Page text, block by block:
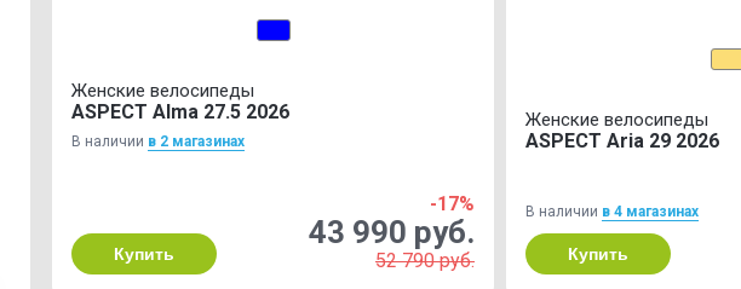
Женские велосипеды
ASPECT Alma 27.5 2026
В наличии в 2 магазинах
Купить
-17%
43 990 руб.
52 790 руб.
Женские велосипеды
ASPECT Aria 29 2026
В наличии в 4 магазинах
Купить